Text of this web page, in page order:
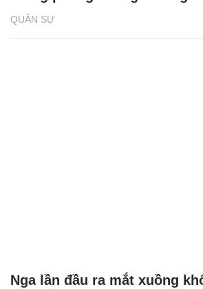
QUÂN SỰ
Nga lần đầu ra mắt xuồng